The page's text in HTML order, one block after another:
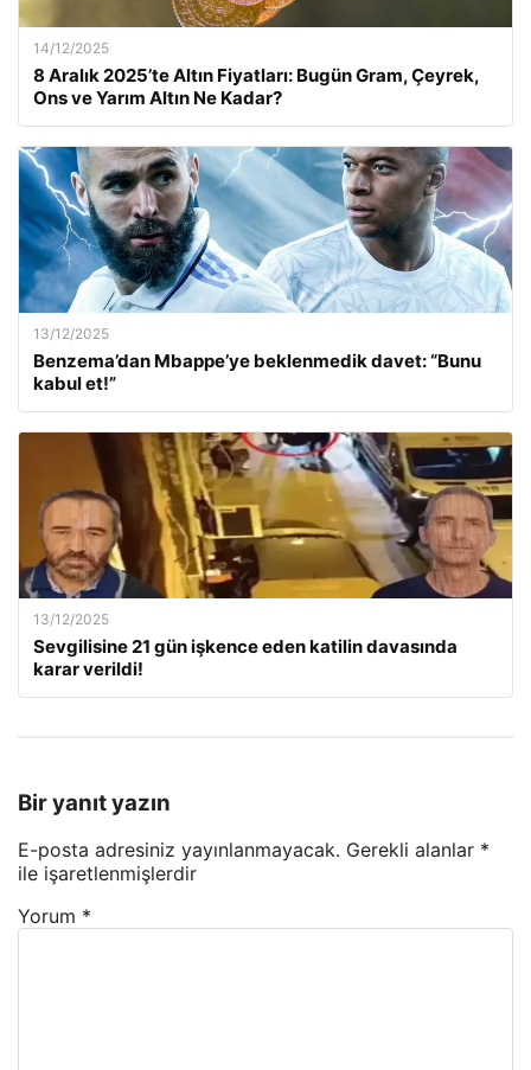
14/12/2025
8 Aralık 2025’te Altın Fiyatları: Bugün Gram, Çeyrek,
Ons ve Yarım Altın Ne Kadar?
13/12/2025
Benzema’dan Mbappe’ye beklenmedik davet: “Bunu
kabul et!”
13/12/2025
Sevgilisine 21 gün işkence eden katilin davasında
karar verildi!
Bir yanıt yazın
E-posta adresiniz yayınlanmayacak. Gerekli alanlar *
ile işaretlenmişlerdir
Yorum *